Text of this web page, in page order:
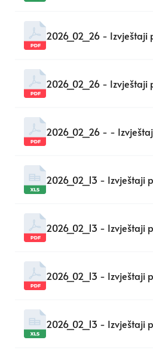
2026_02_26 - Izvještaji
2026_02_26 - Izvještaji
2026_02_26 - - Izvještaji
2026_02_13 - Izvještaji
2026_02_13 - Izvještaji
2026_02_13 - Izvještaji
2026_02_13 - Izvještaji